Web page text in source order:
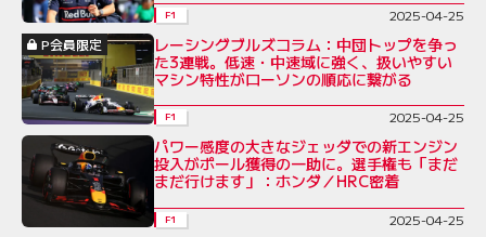
F1
2025-04-25
P会員限定
レーシングブルズコラム：中団トップを争っ
た3連戦。低速・中速域に強く、扱いやすい
マシン特性がローソンの順応に繋がる
F1 2025-04-25
パワー感度の大きなジェッダでの新エンジン
投入がポール獲得の一助に。選手権も「まだ
まだ行けます」：ホンダ／HRC密着
F1 2025-04-25